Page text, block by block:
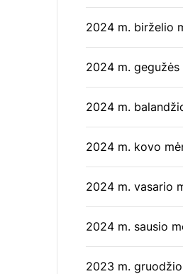
2024 m. birželio
2024 m. gegužės
2024 m.
2024 m. kovo
2024 m. vasario
2024 m. sausio
2023 m.